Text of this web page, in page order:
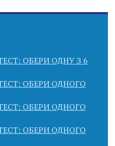
ОБЕРИ ОДНУ З 6
ОБЕРИ ОДНОГО
ОБЕРИ ОДНОГО
ОБЕРИ ОДНОГО